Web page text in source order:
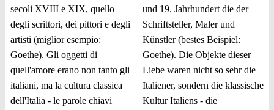
secoli XVIII e XIX, quello
degli scrittori, dei pittori e degli
artisti (miglior esempio:
Goethe). Gli oggetti di
quell'amore erano non tanto gli
italiani, ma la cultura classica
dell'Italia - le parole chiavi
und 19. Jahrhundert die der
Schriftsteller, Maler und
Künstler (bestes Beispiel:
Goethe). Die Objekte dieser
Liebe waren nicht so sehr die
Italiener, sondern die klassische
Kultur Italiens - die